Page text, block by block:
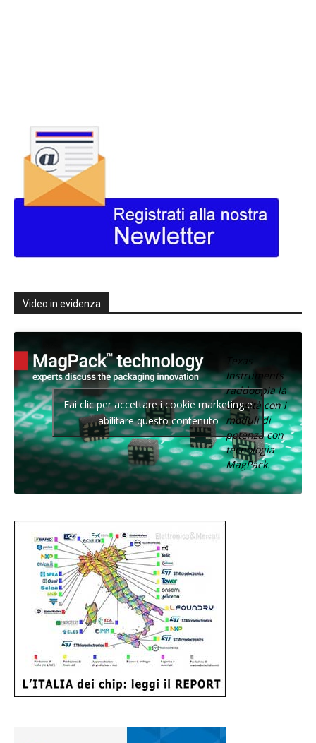
Video in evidenza
Texas
Instruments
raddoppia la
densità con i
moduli di
potenza con
tecnologia
MagPack.
Fai clic per accettare i cookie marketing e
abilitare questo contenuto